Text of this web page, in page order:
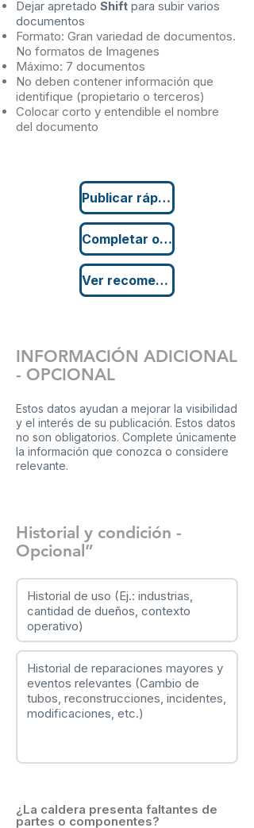
Dejar apretado Shift para subir varios
documentos
Formato: Gran variedad de documentos.
No formatos de Imagenes
Máximo: 7 documentos
No deben contener información que
identifique (propietario o terceros)
Colocar corto y entendible el nombre
del documento
Publicar rápido
Completar opcionales
Ver recomendaciones
INFORMACIÓN ADICIONAL
- OPCIONAL
Estos datos ayudan a mejorar la visibilidad
y el interés de su publicación. Estos datos
no son obligatorios. Complete únicamente
la información que conozca o considere
relevante.
Historial y condición -
Opcional”
¿La caldera presenta faltantes de
partes o componentes?